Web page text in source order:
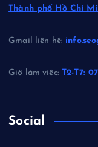
Thành phố Hồ Chí
Gmail liên hệ:
Giờ làm việc:T2-T7:
Social